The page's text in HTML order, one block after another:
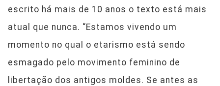
escrito há mais de 10 anos o texto está mais
atual que nunca. “Estamos vivendo um
momento no qual o etarismo está sendo
esmagado pelo movimento feminino de
libertação dos antigos moldes. Se antes as